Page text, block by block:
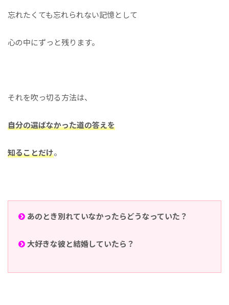
忘れたくても忘れられない記憶として
心の中にずっと残ります。
それを吹っ切る方法は、
自分の選ばなかった道の答えを
知ることだけ。
あのとき別れていなかったらどうなっていた？
大好きな彼と結婚していたら？